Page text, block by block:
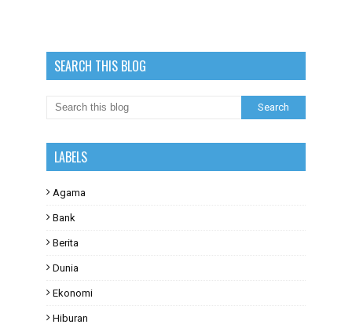
SEARCH THIS BLOG
LABELS
Agama
Bank
Berita
Dunia
Ekonomi
Hiburan